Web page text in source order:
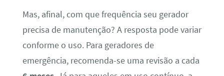
Mas, afinal, com que frequência seu gerador
precisa de manutenção? A resposta pode variar
conforme o uso. Para geradores de
emergência, recomenda-se uma revisão a cada